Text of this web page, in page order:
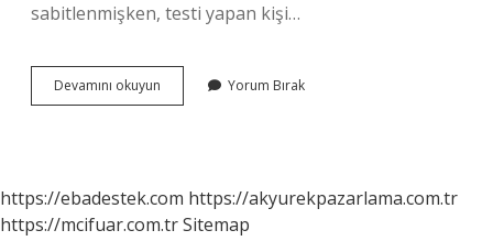
sabitlenmişken, testi yapan kişi…
Devamını okuyun
Olduğu
Yorum Bırak
https://ebadestek.com https://akyurekpazarlama.com.tr
https://mcifuar.com.trSitemap